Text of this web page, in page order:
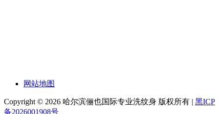
网站地图
Copyright © 2026 哈尔滨俪也国际专业洗纹身 版权所有 | 黑ICP
备2026001908号